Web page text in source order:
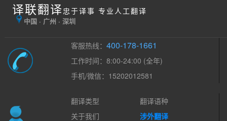
译联翻译 忠于译事 专业人工翻译
中国 · 广州 · 深圳
客服热线：400-178-1661
工作时间：8:00-24:00 (全年)
手机/微信：15202012581
翻译类型
翻译语种
关于我们
涉外翻译